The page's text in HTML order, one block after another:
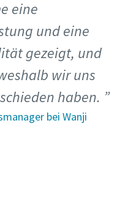
eine
und eine
gezeigt, und
wir uns
haben.
bei Wanji